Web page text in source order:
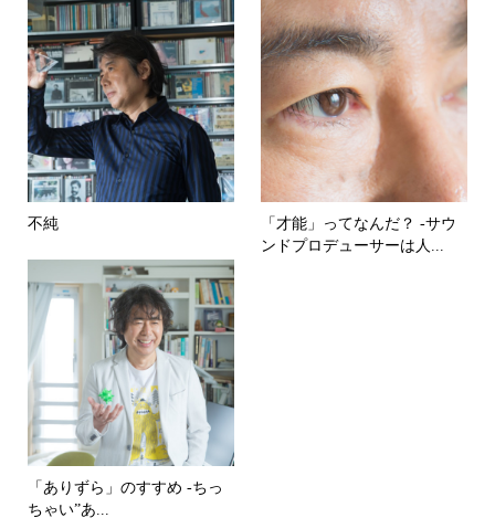
不純
「才能」ってなんだ？ -サウ
ンドプロデューサーは人...
「ありずら」のすすめ -ちっ
ちゃい”あ...